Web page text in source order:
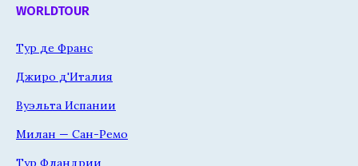
WORLDTOUR
Тур де Франс
Джиро д'Италия
Вуэльта Испании
Милан — Сан-Ремо
Тур Фландрии